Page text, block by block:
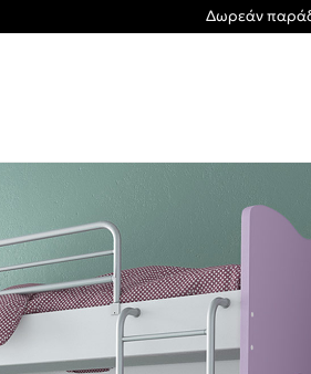
Δωρεάν